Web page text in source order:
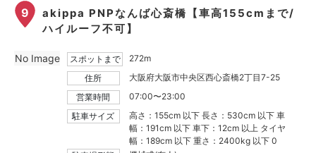
9
akippa PNPなんば心斎橋【車高155cmまで/
ハイルーフ不可】
スポットまで
272m
住所
大阪府大阪市中央区西心斎橋2丁目7-25
営業時間
07:00〜23:00
駐車サイズ
高さ：155cm 以下 長さ：530cm 以下 車
幅：191cm 以下 車下：12cm 以上 タイヤ
幅：189cm 以下 重さ：2400kg 以下 0
No Image